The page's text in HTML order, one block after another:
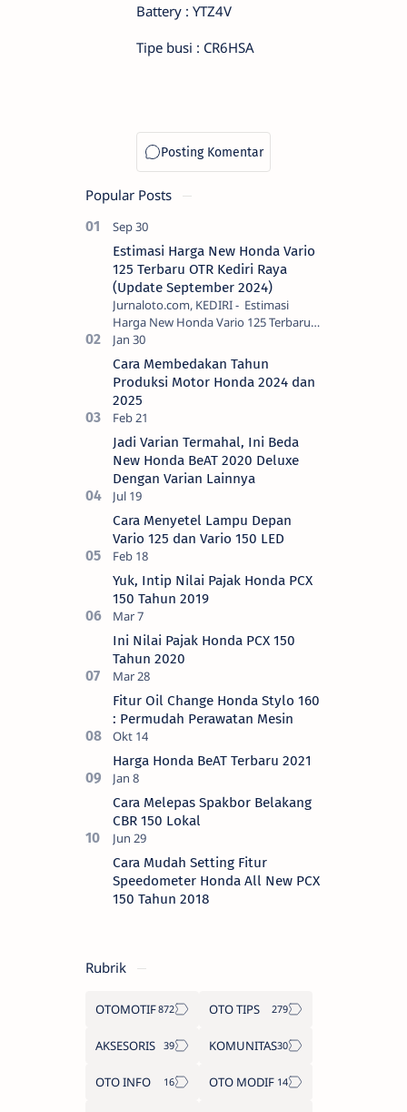
Battery : YTZ4V
Tipe busi : CR6HSA
Popular Posts
Estimasi Harga New Honda Vario
125 Terbaru OTR Kediri Raya
(Update September 2024)
Jurnaloto.com, KEDIRI - Estimasi
Harga New Honda Vario 125 Terbaru
OTR Kediri Raya (Update September
2024) Brosis sekalian, PT Astra Honda
Motor (AH…
Cara Membedakan Tahun
Produksi Motor Honda 2024 dan
2025
Jadi Varian Termahal, Ini Beda
New Honda BeAT 2020 Deluxe
Dengan Varian Lainnya
Cara Menyetel Lampu Depan
Vario 125 dan Vario 150 LED
Yuk, Intip Nilai Pajak Honda PCX
150 Tahun 2019
Ini Nilai Pajak Honda PCX 150
Tahun 2020
Fitur Oil Change Honda Stylo 160
: Permudah Perawatan Mesin
Harga Honda BeAT Terbaru 2021
Cara Melepas Spakbor Belakang
CBR 150 Lokal
Cara Mudah Setting Fitur
Speedometer Honda All New PCX
150 Tahun 2018
Rubrik
OTOMOTIF OTO TIPS
AKSESORIS KOMUNITAS
OTO INFO OTO MODIF